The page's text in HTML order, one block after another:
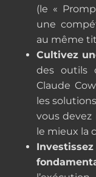
(le «
une
au même
Cultivez
des outils
Claude
les
vous devez
le mieux la